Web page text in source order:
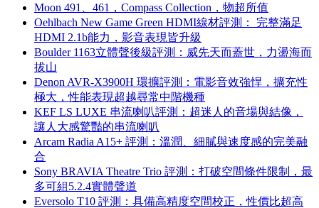
Moon 491、461，Compass Collection，物超所值
Oehlbach New Game Green HDMI線材評測： 完整滿足
HDMI 2.1b能力，影音表現皆升級
Boulder 1163立體聲後級評測：威先天而蓋世，力盪海而
拔山
Denon AVR-X3900H 環擴評測：電影音效強悍，擴充性
極大，性能表現超越尋常中階機種
KEF LS LUXE 串流喇叭評測：超迷人的音場與結像，
讓人大感驚豔的串流喇叭
Arcam Radia A15+ 評測：溫潤、細膩與速度感的完美融
合
Sony BRAVIA Theatre Trio 評測：打破空間條件限制，最
多可組5.2.4實體聲道
Eversolo T10 評測：具備高精度空間校正，性價比超高